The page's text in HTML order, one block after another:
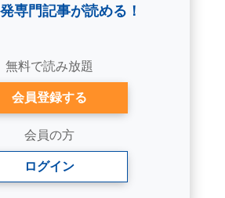
専門記事が読める！
無料で読み放題
会員登録する
会員の方
ログイン